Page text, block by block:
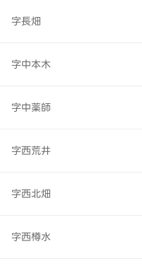
字長畑
字中本木
字中薬師
字西荒井
字西北畑
字西樽水